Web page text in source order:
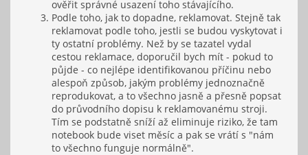
ověřit správné usazení toho stávajícího.
Podle toho, jak to dopadne, reklamovat. Stejně tak
reklamovat podle toho, jestli se budou vyskytovat i
ty ostatní problémy. Než by se tazatel vydal
cestou reklamace, doporučil bych mít - pokud to
půjde - co nejlépe identifikovanou příčinu nebo
alespoň způsob, jakým problémy jednoznačně
reprodukovat, a to všechno jasně a přesně popsat
do průvodního dopisu k reklamovanému stroji.
Tím se podstatně sníží až eliminuje riziko, že tam
notebook bude viset měsíc a pak se vrátí s "nám
to všechno funguje normálně".